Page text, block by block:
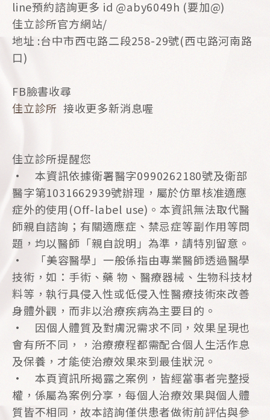
line預約諮詢更多 id @aby6049h (要加@)
佳立診所官方網站/
地址 :台中市西屯路二段258-29號(西屯路河南路
口)
FB臉書收尋
佳立診所 接收更多新消息喔
佳立診所提醒您
• 本資訊依據衛署醫字0990262180號及衛部
醫字第1031662939號辦理，屬於仿單核准適應
症外的使用(Off-label use)。本資訊無法取代醫
師親自諮詢；有關適應症、禁忌症等副作用等問
題，均以醫師「親自說明」為準，請特別留意。
• 「美容醫學」一般係指由專業醫師透過醫學
技術，如：手術、藥 物、醫療器械、生物科技材
料等，執行具侵入性或低侵入性醫療技術來改善
身體外觀，而非以治療疾病為主要目的。
• 因個人體質及對膚況需求不同，效果呈現也
會有所不同，，治療療程都需配合個人生活作息
及保養，才能使治療效果來到最佳狀況。
• 本頁資訊所揭露之案例，皆經當事者完整授
權，係屬為案例分享，每個人治療效果與個人體
質皆不相同，故本諮詢僅供患者做術前評估與參